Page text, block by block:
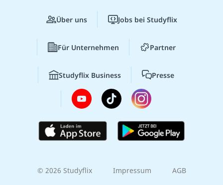
Über uns Jobs bei Studyflix
Für Unternehmen Partner
Studyflix Business Presse
© 2026 Studyflix Impressum AGB